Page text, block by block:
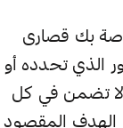
بك قصارى
الذي تحدده أو
لا تضمن في كل
الهدف المقصود